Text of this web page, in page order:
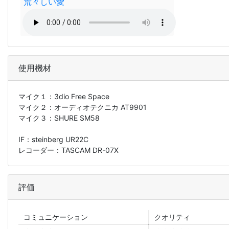
使用機材
マイク１： 3dio Free Space
マイク２： オーディオテクニカ AT9901
マイク３： SHURE SM58
IF：steinberg UR22C
レコーダー：TASCAM DR-07X
評価
コミュニケーション
クオリティ